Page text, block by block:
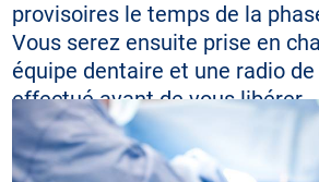
provisoires le temps de la
Vous serez ensuite prise en
équipe dentaire et une radio
effectué avant de vous libérer.